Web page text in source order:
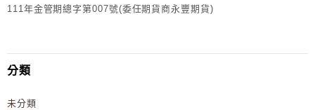
111年金管期總字第007號(委任期貨商永豐期貨)
分類
未分類